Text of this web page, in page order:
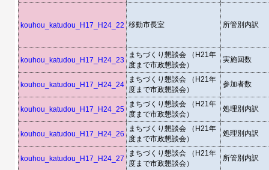
kouhou_katudou_H17_H24_22 移動市長室 所管別内訳
kouhou_katudou_H17_H24_23
まちづくり懇談会 （H21年
度まで市政懇談会）
実施回数
kouhou_katudou_H17_H24_24
まちづくり懇談会 （H21年
度まで市政懇談会）
参加者数
kouhou_katudou_H17_H24_25
まちづくり懇談会 （H21年
度まで市政懇談会）
処理別内訳
kouhou_katudou_H17_H24_26
まちづくり懇談会 （H21年
度まで市政懇談会）
処理別内訳
kouhou_katudou_H17_H24_27
まちづくり懇談会 （H21年
度まで市政懇談会）
所管別内訳